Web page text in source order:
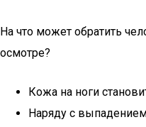
На что может обратить
осмотре?
Кожа на ноги
Наряду с